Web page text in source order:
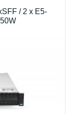
/ 2 x E5-